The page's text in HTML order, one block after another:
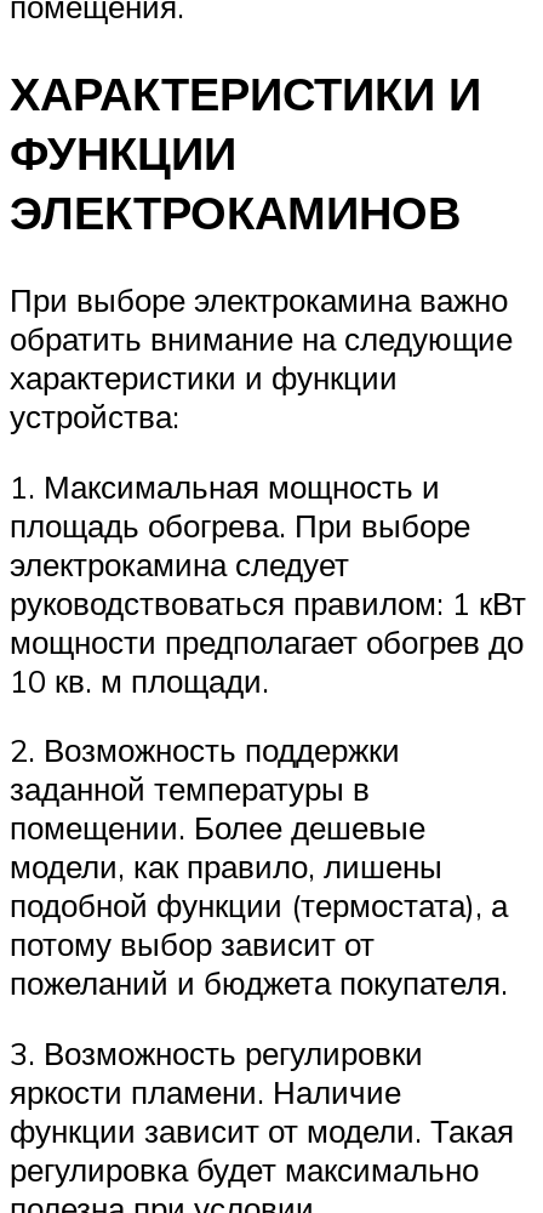
ХАРАКТЕРИСТИКИ И
ФУНКЦИИ
ЭЛЕКТРОКАМИНОВ
При выборе электрокамина важно
обратить внимание на следующие
характеристики и функции
устройства:
1. Максимальная мощность и
площадь обогрева. При выборе
электрокамина следует
руководствоваться правилом: 1 кВт
мощности предполагает обогрев до
10 кв. м площади.
2. Возможность поддержки
заданной температуры в
помещении. Более дешевые
модели, как правило, лишены
подобной функции (термостата), а
потому выбор зависит от
пожеланий и бюджета покупателя.
3. Возможность регулировки
яркости пламени. Наличие
функции зависит от модели. Такая
регулировка будет максимально